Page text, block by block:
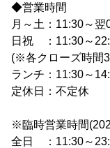
◆営業時間
月～土：11:30～翌
日祝 ：11:30～
(※各クローズ時間
ランチ：11:30～
定休日：不定休
※臨時営業時間
全日 ：11:30～